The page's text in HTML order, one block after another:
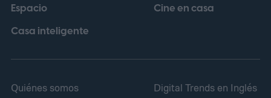
Espacio
Casa inteligente
Cine en casa
Quiénes somos
Digital Trends en Inglés